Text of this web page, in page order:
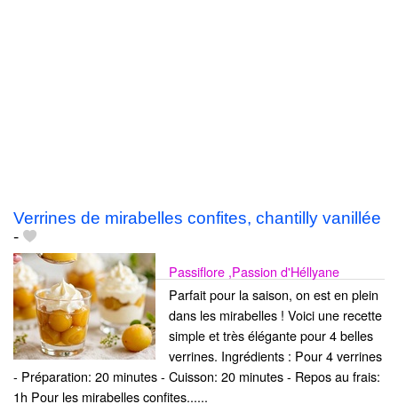
Verrines de mirabelles confites, chantilly vanillée
-
Passiflore ,Passion d'Héllyane
Parfait pour la saison, on est en plein
dans les mirabelles ! Voici une recette
simple et très élégante pour 4 belles
verrines. Ingrédients : Pour 4 verrines
- Préparation: 20 minutes - Cuisson: 20 minutes - Repos au frais:
1h Pour les mirabelles confites......